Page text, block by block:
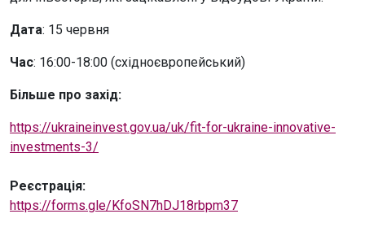
Дата: 15 червня
Час: 16:00-18:00 (східноєвропейський)
Більше про захід:
https://ukraineinvest.gov.ua/uk/fit-for-ukraine-innovative-
investments-3/
Реєстрація:
https://forms.gle/KfoSN7hDJ18rbpm37